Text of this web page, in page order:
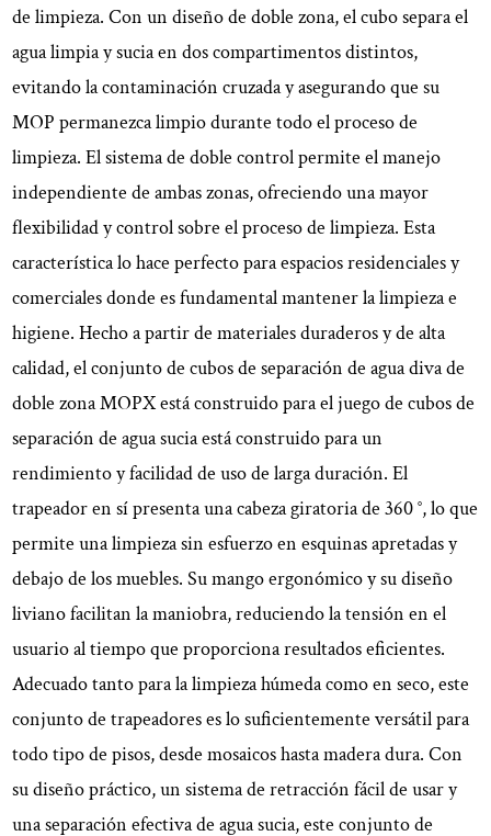
de limpieza. Con un diseño de doble zona, el cubo separa el
agua limpia y sucia en dos compartimentos distintos,
evitando la contaminación cruzada y asegurando que su
MOP permanezca limpio durante todo el proceso de
limpieza. El sistema de doble control permite el manejo
independiente de ambas zonas, ofreciendo una mayor
flexibilidad y control sobre el proceso de limpieza. Esta
característica lo hace perfecto para espacios residenciales y
comerciales donde es fundamental mantener la limpieza e
higiene. Hecho a partir de materiales duraderos y de alta
calidad, el conjunto de cubos de separación de agua diva de
doble zona MOPX está construido para el juego de cubos de
separación de agua sucia está construido para un
rendimiento y facilidad de uso de larga duración. El
trapeador en sí presenta una cabeza giratoria de 360 ​​°, lo que
permite una limpieza sin esfuerzo en esquinas apretadas y
debajo de los muebles. Su mango ergonómico y su diseño
liviano facilitan la maniobra, reduciendo la tensión en el
usuario al tiempo que proporciona resultados eficientes.
Adecuado tanto para la limpieza húmeda como en seco, este
conjunto de trapeadores es lo suficientemente versátil para
todo tipo de pisos, desde mosaicos hasta madera dura. Con
su diseño práctico, un sistema de retracción fácil de usar y
una separación efectiva de agua sucia, este conjunto de